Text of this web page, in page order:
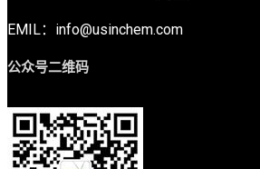
EMIL：info@usinchem.com
公众号二维码